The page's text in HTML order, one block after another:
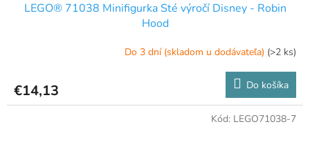
LEGO® 71038 Minifigurka Sté výročí Disney - Robin
Hood
Do 3 dní (skladom u dodávateľa) (>2 ks)
€14,13 Do košíka
Kód: LEGO71038-7